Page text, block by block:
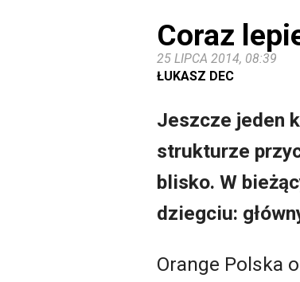
Coraz
25 LIPCA 2014, 08:39
ŁUKASZ DEC
Jeszcze jeden
strukturze
blisko. W
dziegciu:
Orange Polska